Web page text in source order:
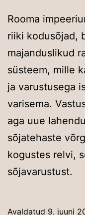
Rooma
riiki kodusõjad,
majanduslikud
süsteem, mille
ja varustusega
varisema.
aga uue
sõjatehaste
kogustes relvi,
sõjavarustust.
Avaldatud 9. juuni